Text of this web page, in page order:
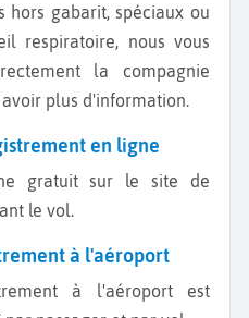
respiratoire, nous vous
la compagnie
plus d'information.
en ligne
le vol.
à l'aéroport